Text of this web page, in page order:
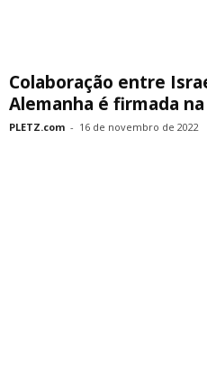
Colaboração entre
Alemanha é firmada na
PLETZ.com - 16 de novembro de 2022